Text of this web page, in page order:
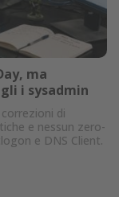
ma
i sysadmin
di
e nessun zero-
e DNS Client.